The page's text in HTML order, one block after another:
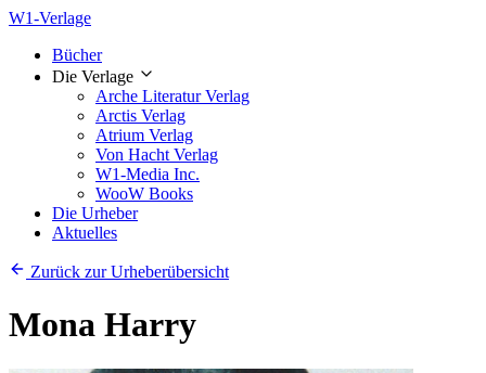
W1-Verlage
Bücher
Die Verlage
Arche Literatur Verlag
Arctis Verlag
Atrium Verlag
Von Hacht Verlag
W1-Media Inc.
WooW Books
Die Urheber
Aktuelles
Zurück zur Urheberübersicht
Mona Harry